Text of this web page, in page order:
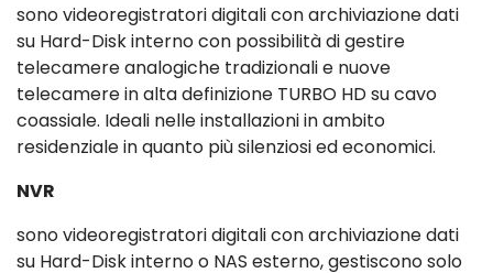
sono videoregistratori digitali con archiviazione dati
su Hard-Disk interno con possibilità di gestire
telecamere analogiche tradizionali e nuove
telecamere in alta definizione TURBO HD su cavo
coassiale. Ideali nelle installazioni in ambito
residenziale in quanto più silenziosi ed economici.
NVR
sono videoregistratori digitali con archiviazione dati
su Hard-Disk interno o NAS esterno, gestiscono solo